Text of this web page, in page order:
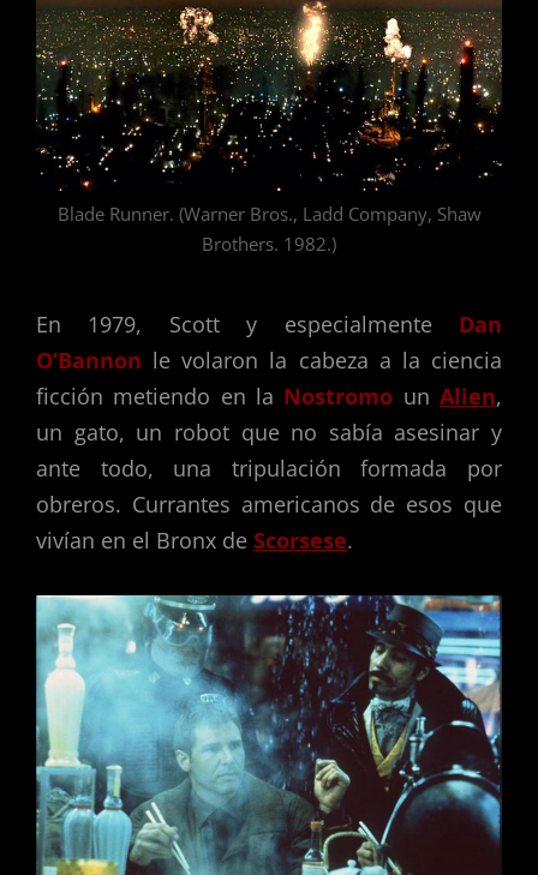
Blade Runner. (Warner Bros., Ladd Company, Shaw
Brothers. 1982.)
En 1979, Scott y especialmente Dan
O’Bannon le volaron la cabeza a la ciencia
ficción metiendo en la Nostromo unAlien,
un gato, un robot que no sabía asesinar y
ante todo, una tripulación formada por
obreros. Currantes americanos de esos que
vivían en el Bronx de Scorsese.